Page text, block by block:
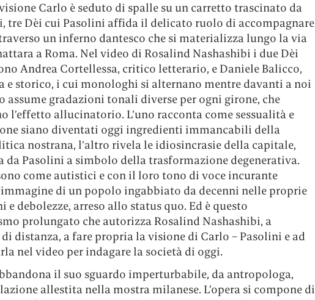
Carlo è seduto di spalle su un carretto trascinato da
tre Dèi cui Pasolini affida il delicato ruolo di accompagnare
un inferno dantesco che si materializza lungo la via
a Roma. Nel video di Rosalind Nashashibi i due Dèi
Andrea Cortellessa, critico letterario, e Daniele Balicco,
e storico, i cui monologhi si alternano mentre davanti a noi
assume gradazioni tonali diverse per ogni girone, che
l’effetto allucinatorio. L’uno racconta come sessualità e
siano diventati oggi ingredienti immancabili della
nostrana, l’altro rivela le idiosincrasie della capitale,
da Pasolini a simbolo della trasformazione degenerativa.
come autistici e con il loro tono di voce incurante
di un popolo ingabbiato da decenni nelle proprie
e debolezze, arreso allo status quo. Ed è questo
prolungato che autorizza Rosalind Nashashibi, a
distanza, a fare propria la visione di Carlo – Pasolini e ad
nel video per indagare la società di oggi.
il suo sguardo imperturbabile, da antropologa,
allestita nella mostra milanese. L’opera si compone di